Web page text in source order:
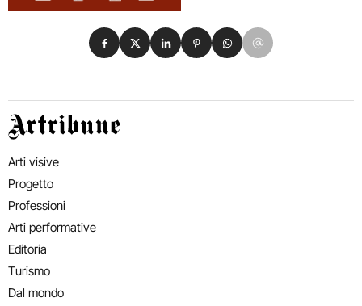
Condividi su Facebook
Condividi su X
Condividi su LinkedIn
Condividi su Pinterest
Condividi su WhatsApp
Condividi su Email
Artribune
Arti visive
Progetto
Professioni
Arti performative
Editoria
Turismo
Dal mondo